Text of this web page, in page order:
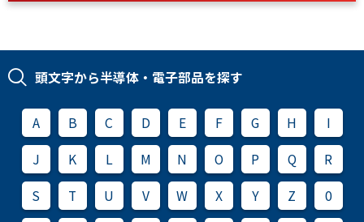
頭文字から半導体・電子部品を探す
A B C D E F G H
I
J
K L M N O P Q
R
S
T U V W X Y Z
0